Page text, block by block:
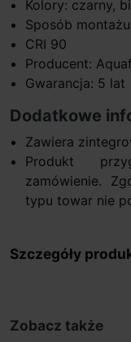
Kolory: czarny,
Sposób
CRI 90
Producent:
Gwarancja: 5 lat
Dodatkowe
Zawiera
Produkt
zamówienie.
typu towar nie
Szczegóły
Zobacz także